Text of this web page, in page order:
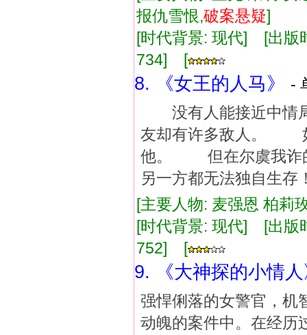
报仇雪恨,破案悬疑]
[时代背景: 现代] [出
734] [
8. 《女王的人马》
-
没有人能接近中情局
友却有许多敌人。 如
他。 但在尔虞我诈的
另一方都无法独自生存
[主要人物: 麦强恩 柏
[时代背景: 现代] [出
752] [
9. 《大神探的小情
强悍俐落的女警官，
动魄的案件中。在经